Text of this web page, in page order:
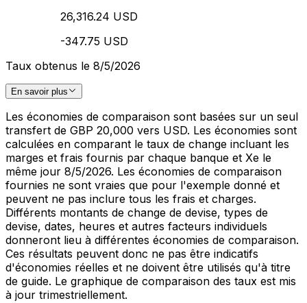
26,316.24 USD
-347.75 USD
Taux obtenus le 8/5/2026
En savoir plus
Les économies de comparaison sont basées sur un seul
transfert de GBP 20,000 vers USD. Les économies sont
calculées en comparant le taux de change incluant les
marges et frais fournis par chaque banque et Xe le
même jour 8/5/2026. Les économies de comparaison
fournies ne sont vraies que pour l'exemple donné et
peuvent ne pas inclure tous les frais et charges.
Différents montants de change de devise, types de
devise, dates, heures et autres facteurs individuels
donneront lieu à différentes économies de comparaison.
Ces résultats peuvent donc ne pas être indicatifs
d'économies réelles et ne doivent être utilisés qu'à titre
de guide. Le graphique de comparaison des taux est mis
à jour trimestriellement.